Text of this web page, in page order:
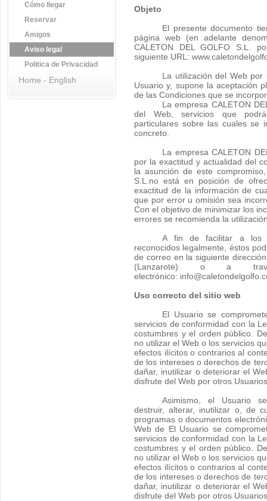
Cómo llegar
Reservar
Amigos
Aviso legal
Politica de Privacidad
Home - English
Objeto
El presente documento
página web (en adelante
CALETON DEL GOLFO S.L.
siguiente URL:
La utilización del Web
Usuario y, supone la aceptación
de las Condiciones que se
La empresa CALETON
del Web, servicios que
particulares sobre las cuales se
concreto.
La empresa CALETON
por la exactitud y actualidad del
la asunción de este
S.L.no está en posición de
exactitud de la información de
que por error u omisión sea
Con el objetivo de minimizar los
errores se recomienda la
A fin de facilitar a los
reconocidos legalmente, éstos
de correo en la siguiente
(Lanzarote) o a
electrónico:
Uso correcto del sitio web
El Usuario se
servicios de conformidad con la
costumbres y el orden público.
no utilizar el Web o los servicios
efectos ilícitos o contrarios al
de los intereses o derechos de
dañar, inutilizar o deteriorar el
disfrute del Web por otros
Asimismo, el Usuario
destruir, alterar, inutilizar o, de
programas o documentos
Web de El Usuario se
servicios de conformidad con la
costumbres y el orden público.
no utilizar el Web o los servicios
efectos ilícitos o contrarios al
de los intereses o derechos de
dañar, inutilizar o deteriorar el
disfrute del Web por otros